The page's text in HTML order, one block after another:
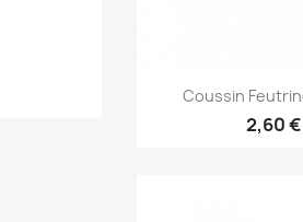
Aperçu
Coussin
2,60 €